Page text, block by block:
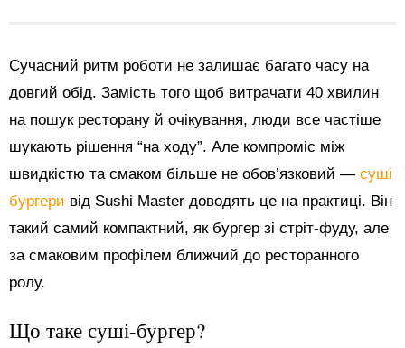
Сучасний ритм роботи не залишає багато часу на
довгий обід. Замість того щоб витрачати 40 хвилин
на пошук ресторану й очікування, люди все частіше
шукають рішення “на ходу”. Але компроміс між
швидкістю та смаком більше не обов’язковий — суші
бургери від Sushi Master доводять це на практиці. Він
такий самий компактний, як бургер зі стріт-фуду, але
за смаковим профілем ближчий до ресторанного
ролу.
Що таке суші-бургер?